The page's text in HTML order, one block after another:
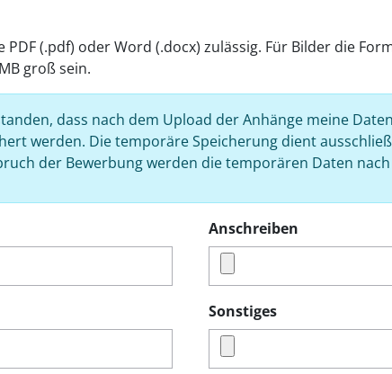
(.pdf) oder Word (.docx) zulässig. Für Bilder die
groß sein.
dass nach dem Upload der Anhänge meine
werden. Die temporäre Speicherung dient
der Bewerbung werden die temporären Daten
Anschreiben
Sonstiges